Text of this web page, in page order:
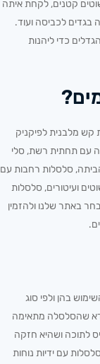
קטנים, לקחת איתה
בגדים לכביסה ועוד.
כדי ליהנות
קש מלבנית לפיקניק
עם תחתית רשת, סלי
סלסלות רחבות עם
ועיטורים, סלסלות
באתר שלנו ולהזמין
בהן ולפי סוג
שהסלסלה מתאימה
לתוכה ושהיא חזקה
עם ידיות נוחות